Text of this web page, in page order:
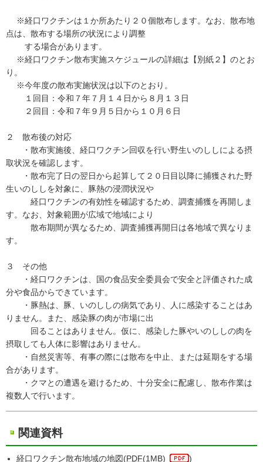
※経口ワクチンは１か所あたり２０個散布します。なお、散布地
点は、散布する場所の状況により調整
する場合があります。
※経口ワクチン散布実施スケジュールの詳細は【別紙２】のとお
り。
※今年度の散布実施状況は以下のとおり。
１回目：令和７年７月１４日から８月１３日
２回目：令和７年９月５日から１０月６日
２ 散布後の対応
・散布実施後、経口ワクチン回収を行い野生いのししによる摂
取状況を確認します。
・散布完了日の翌日から起算して２０日目以降に捕獲された野
生いのししを対象に、豚熱の浸潤状況や
経口ワクチンの有効性を確認するため、調査捕獲を再開しま
す。なお、対象範囲が広域で地域により
散布期間が異なるため、調査捕獲再開日は各地域で異なりま
す。
３ その他
・経口ワクチンは、国の食品安全委員会で安全と評価された成
分や食品からできています。
・豚熱は、豚、いのししの病気であり、人に感染することはあ
りません。また、感染豚の肉が市場に出
回ることはありません。仮に、感染した豚やいのししの肉を
摂取しても人体に影響はありません。
・自然災害等、有事の際には散布を中止、または延期をする場
合があります。
・クマとの遭遇を避けるため、十分安全に配慮し、散布作業は
複数人で行います。
関連資料
経口ワクチン散布地域の地図(PDF(1MB)
)